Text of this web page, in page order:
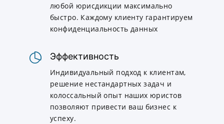
любой юрисдикции максимально
быстро. Каждому клиенту гарантируем
конфиденциальность данных
Эффективность
Индивидуальный подход к клиентам,
решение нестандартных задач и
колоссальный опыт наших юристов
позволяют привести ваш бизнес к
успеху.